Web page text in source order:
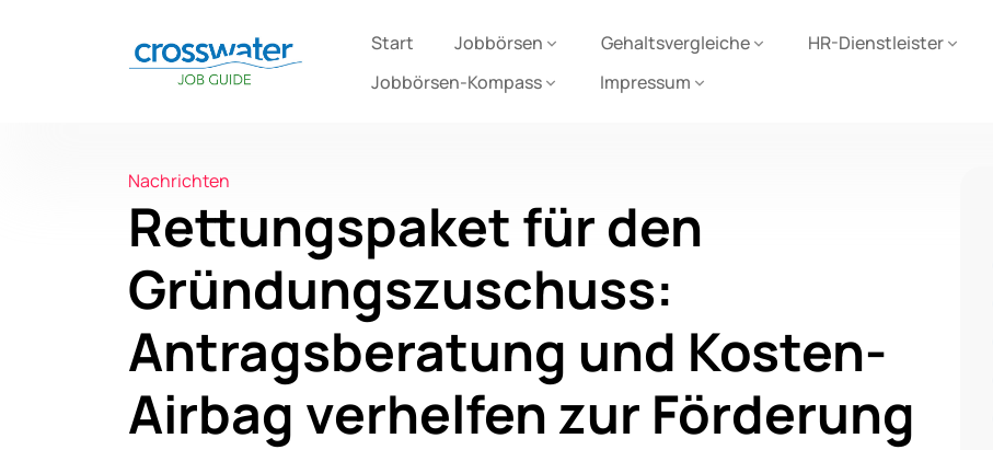
Start Jobbörsen Gehaltsvergleiche HR-Dienstleister
Jobbörsen-Kompass
Impressum
Nachrichten
Rettungspaket für den
Gründungszuschuss:
Antragsberatung und Kosten-
Airbag verhelfen zur Förderung